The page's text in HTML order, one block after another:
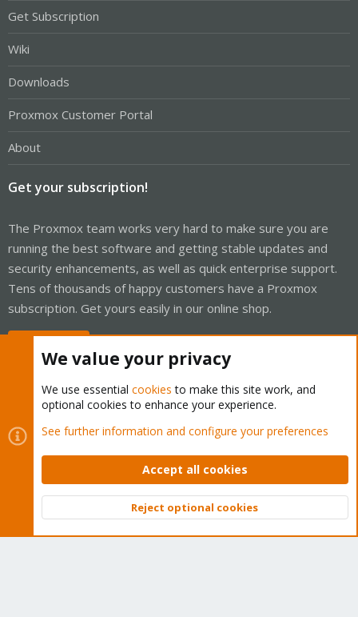
Get Subscription
Wiki
Downloads
Proxmox Customer Portal
About
Get your subscription!
The Proxmox team works very hard to make sure you are
running the best software and getting stable updates and
security enhancements, as well as quick enterprise support.
Tens of thousands of happy customers have a Proxmox
subscription. Get yours easily in our online shop.
Cookies
Proxmox Support Forum - Light Mode
Contact us
Terms and rules Privacy policy Help Home
Community platform by XenForo © 2010-2026 XenForo Ltd.
Top
We value your privacy
We use essential cookies to make this site work, and
optional cookies to enhance your experience.
See further information and configure your preferences
Accept all cookies
Reject optional cookies